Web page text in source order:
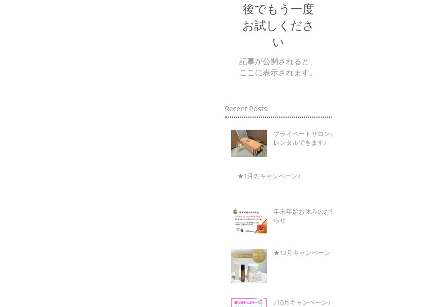
後でもう一度
お試しくださ
い
記事が公開されると、
ここに表示されます。
Recent Posts
プライベートサロンが
レンタルできます♪
★1月のキャンペーン♪
年末年始お休みのお知
らせ
★12月キャンペーン★
♪10月キャンペーン♪